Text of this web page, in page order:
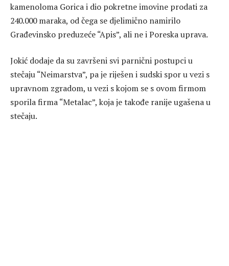
kamenoloma Gorica i dio pokretne imovine prodati za
240.000 maraka, od čega se djelimično namirilo
Građevinsko preduzeće “Apis”, ali ne i Poreska uprava.
Jokić dodaje da su završeni svi parnični postupci u
stečaju “Neimarstva”, pa je riješen i sudski spor u vezi s
upravnom zgradom, u vezi s kojom se s ovom firmom
sporila firma “Metalac”, koja je takođe ranije ugašena u
stečaju.